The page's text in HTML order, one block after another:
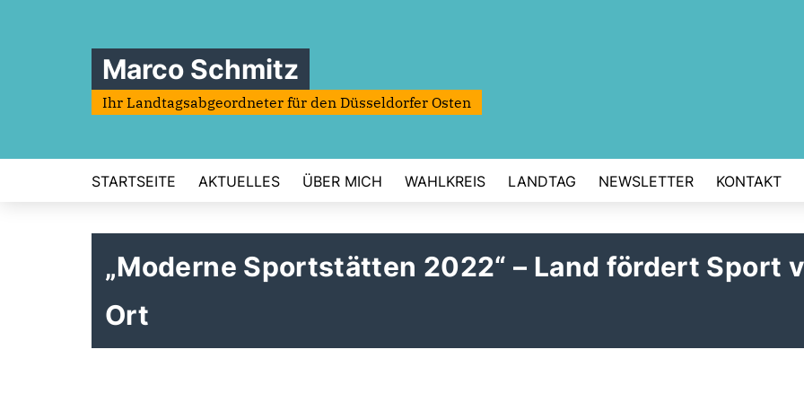
Marco Schmitz
Ihr Landtagsabgeordneter für den Düsseldorfer Osten
STARTSEITE AKTUELLES ÜBER MICH WAHLKREIS LANDTAG NEWSLETTER KONTAKT
Moderne Sportstätten 2022“ – Land fördert Sport
Ort